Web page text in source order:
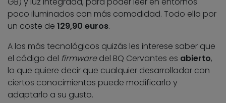
poco iluminados con más comodidad. Todo ello por
un coste de 129,90 euros.
A los más tecnológicos quizás les interese saber que
el código del firmwaredel BQ Cervantes es abierto,
lo que quiere decir que cualquier desarrollador con
ciertos conocimientos puede modificarlo y
adaptarlo a su gusto.